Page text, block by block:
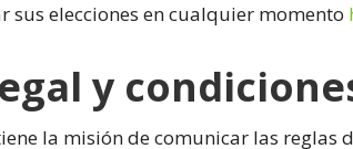
sus elecciones en cualquier momento
y
la misión de comunicar las reglas